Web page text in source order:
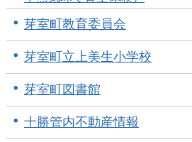
芽室町教育委員会
芽室町立上美生小学校
芽室町図書館
十勝管内不動産情報